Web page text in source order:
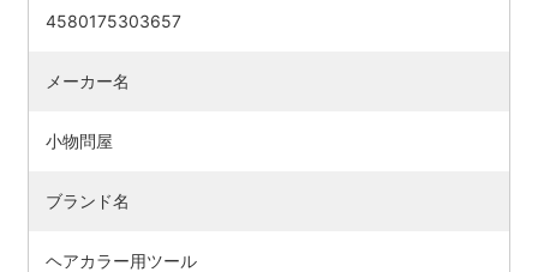
4580175303657
メーカー名
小物問屋
ブランド名
ヘアカラー用ツール